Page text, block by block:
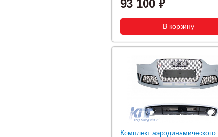
93 100
Комплект аэродинамического